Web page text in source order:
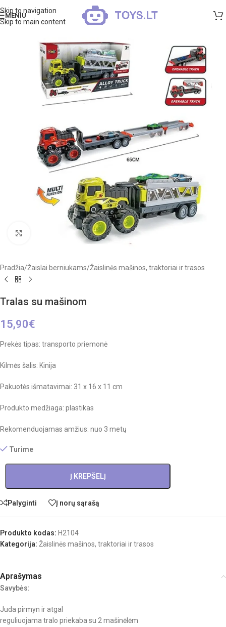
Skip to navigation
Skip to main content
MENIU
Pradžia/Žaislai berniukams/Žaislinės mašinos, traktoriai ir trasos
Tralas su mašinom
15,90€
Prekės tipas: transporto priemonė
Kilmės šalis: Kinija
Pakuotės išmatavimai: 31 x 16 x 11 cm
Produkto medžiaga: plastikas
Rekomenduojamas amžius: nuo 3 metų
Turime
Į KREPŠELĮ
Palyginti Į norų sąrašą
Produkto kodas: H2104
Kategorija: Žaislinės mašinos, traktoriai ir trasos
Aprašymas
Savybės:
Juda pirmyn ir atgal
reguliuojama tralo priekaba su 2 mašinėlėm